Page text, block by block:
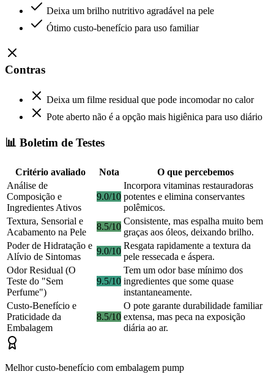
Deixa um brilho nutritivo agradável na pele
Ótimo custo-benefício para uso familiar
Contras
Deixa um filme residual que pode incomodar no calor
Pote aberto não é a opção mais higiênica para uso diário
📊 Boletim de Testes
Critério avaliado Nota
O que percebemos
Análise de
Composição e
Ingredientes Ativos
9.0/10
Incorpora vitaminas restauradoras
potentes e elimina conservantes
polêmicos.
Textura, Sensorial e
Acabamento na Pele
8.5/10
Consistente, mas espalha muito bem
graças aos óleos, deixando brilho.
Poder de Hidratação e
Alívio de Sintomas
9.0/10
Resgata rapidamente a textura da
pele ressecada e áspera.
Odor Residual (O
Teste do "Sem
Perfume")
9.5/10
Tem um odor base mínimo dos
ingredientes que some quase
instantaneamente.
Custo-Benefício e
Praticidade da
Embalagem
8.5/10
O pote garante durabilidade familiar
extensa, mas peca na exposição
diária ao ar.
Melhor custo-benefício com embalagem pump